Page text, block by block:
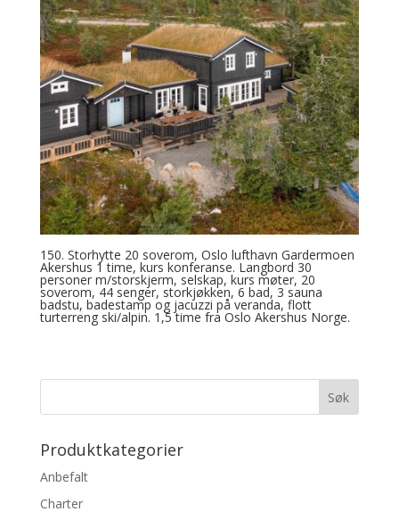
150. Storhytte 20 soverom, Oslo lufthavn Gardermoen
Akershus 1 time, kurs konferanse. Langbord 30
personer m/storskjerm, selskap, kurs møter, 20
soverom, 44 senger, storkjøkken, 6 bad, 3 sauna
badstu, badestamp og jacuzzi på veranda, flott
turterreng ski/alpin. 1,5 time fra Oslo Akershus Norge.
Produktkategorier
Anbefalt
Charter